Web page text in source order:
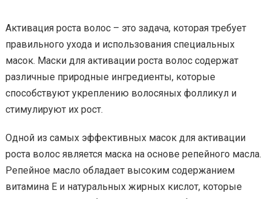
Активация роста волос – это задача, которая требует
правильного ухода и использования специальных
масок. Маски для активации роста волос содержат
различные природные ингредиенты, которые
способствуют укреплению волосяных фолликул и
стимулируют их рост.
Одной из самых эффективных масок для активации
роста волос является маска на основе репейного масла.
Репейное масло обладает высоким содержанием
витамина Е и натуральных жирных кислот, которые